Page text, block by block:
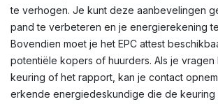
te verhogen. Je kunt deze aanbevelingen
pand te verbeteren en je energierekening
Bovendien moet je het EPC attest
potentiële kopers of huurders. Als je
keuring of het rapport, kan je contact
erkende energiedeskundige die de